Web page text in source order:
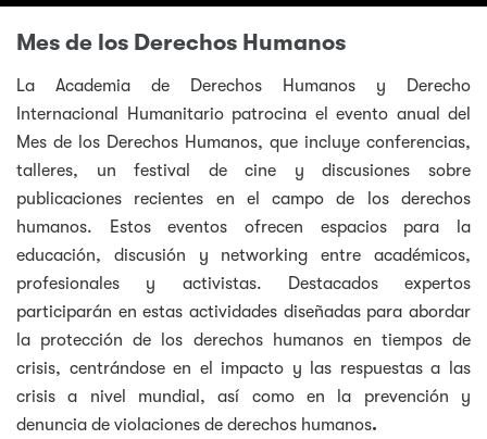
Mes de los Derechos Humanos
La Academia de Derechos Humanos y Derecho
Internacional Humanitario patrocina el evento anual del
Mes de los Derechos Humanos, que incluye conferencias,
talleres, un festival de cine y discusiones sobre
publicaciones recientes en el campo de los derechos
humanos. Estos eventos ofrecen espacios para la
educación, discusión y networking entre académicos,
profesionales y activistas. Destacados expertos
participarán en estas actividades diseñadas para abordar
la protección de los derechos humanos en tiempos de
crisis, centrándose en el impacto y las respuestas a las
crisis a nivel mundial, así como en la prevención y
denuncia de violaciones de derechos humanos.